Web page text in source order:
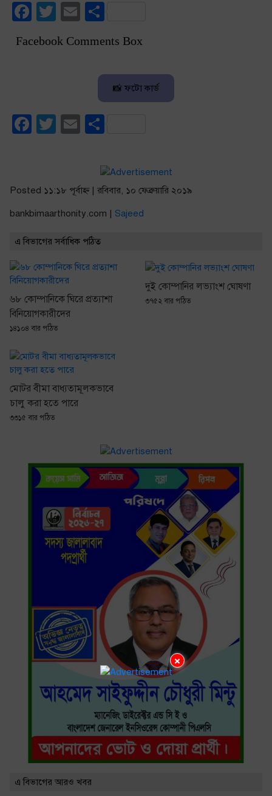
×
Facebook
TwitterEmail
Facebook Comments Box
📸 ফটো কার্ড
Facebook
TwitterEmail
Posted ১১:১৮ পূর্বাহ্ণ | রবিবার, ১০ ফেব্রুয়ারি ২০১৯
bankbimaarthonity.com | Sajeed
এ বিভাগের সর্বাধিক পঠিত
৬৮ কোম্পানিকে ঘিরে প্রত্যাশা
বিনিয়োগকারীদের
১৪১০৪ বার পঠিত
দুই কোম্পানির লভ্যাংশ ঘোষণা
৩৭৫২ বার পঠিত
মোটর বীমা বাধ্যতামূলকভাবে
চালু করা হতে পারে
৩৩১৫ বার পঠিত
এ বিভাগের আরও খবর